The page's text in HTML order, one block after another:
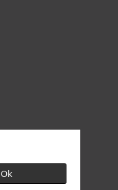
Ok